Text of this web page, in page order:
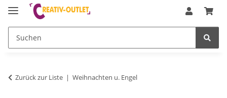
Zurück zur Liste Weihnachten u. Engel